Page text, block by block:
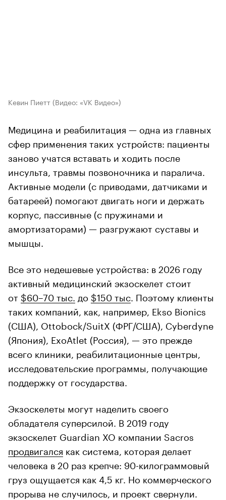
Кевин Пиетт (Видео: «VK Видео»)
Медицина и реабилитация — одна из главных
сфер применения таких устройств: пациенты
заново учатся вставать и ходить после
инсульта, травмы позвоночника и паралича.
Активные модели (с приводами, датчиками и
батареей) помогают двигать ноги и держать
корпус, пассивные (с пружинами и
амортизаторами) — разгружают суставы и
мышцы.
Все это недешевые устройства: в 2026 году
активный медицинский экзоскелет стоит
от $60–70 тыс. до $150 тыс . Поэтому клиенты
таких компаний, как, например, Ekso Bionics
(США), Ottobock/SuitX (ФРГ/США), Cyberdyne
(Япония), ExoAtlet (Россия), — это прежде
всего клиники, реабилитационные центры,
исследовательские программы, получающие
поддержку от государства.
Экзоскелеты могут наделить своего
обладателя суперсилой. В 2019 году
экзоскелет Guardian XO компании Sacros
продвигался как система, которая делает
человека в 20 раз крепче: 90-килограммовый
груз ощущается как 4,5 кг. Но коммерческого
прорыва не случилось, и проект свернули.